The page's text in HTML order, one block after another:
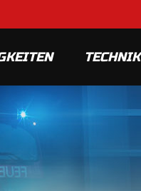
TECHNIK